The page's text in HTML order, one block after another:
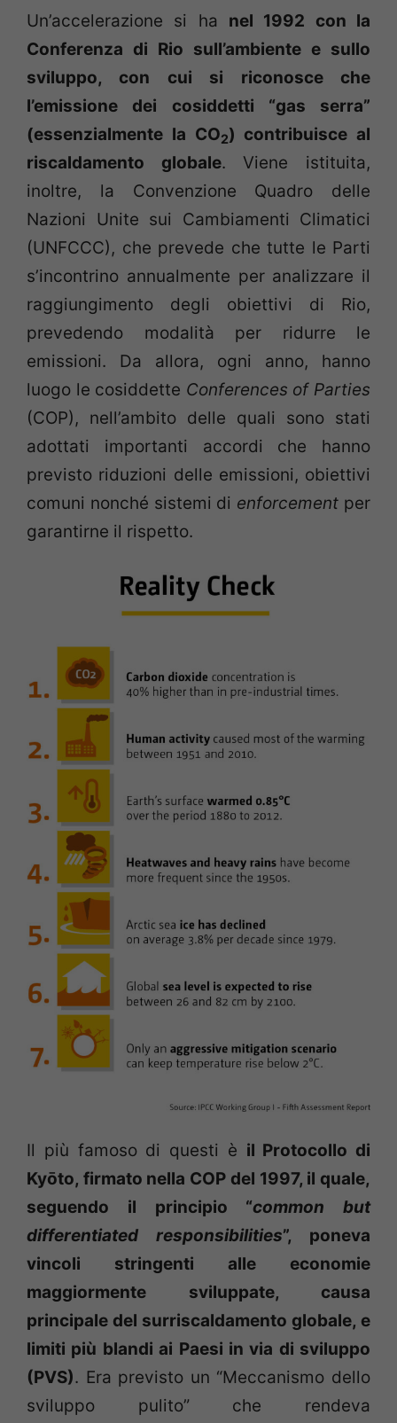
Un’accelerazione si ha nel 1992 con la
Conferenza di Rio sull’ambiente e sullo
sviluppo, con cui si riconosce che
l’emissione dei cosiddetti “gas serra”
(essenzialmente la CO2) contribuisce al
riscaldamento globale. Viene istituita,
inoltre, la Convenzione Quadro delle
Nazioni Unite sui Cambiamenti Climatici
(UNFCCC), che prevede che tutte le Parti
s’incontrino annualmente per analizzare il
raggiungimento degli obiettivi di Rio,
prevedendo modalità per ridurre le
emissioni. Da allora, ogni anno, hanno
luogo le cosiddette Conferences of Parties
(COP), nell’ambito delle quali sono stati
adottati importanti accordi che hanno
previsto riduzioni delle emissioni, obiettivi
comuni nonché sistemi di enforcement per
garantirne il rispetto.
Il più famoso di questi è il Protocollo di
Kyōto, firmato nella COP del 1997, il quale,
seguendo il principio “common but
differentiated responsibilities”, poneva
vincoli stringenti alle economie
maggiormente sviluppate, causa
principale del surriscaldamento globale, e
limiti più blandi ai Paesi in via di sviluppo
(PVS). Era previsto un “Meccanismo dello
sviluppo pulito” che rendeva